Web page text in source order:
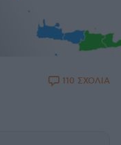
110 ΣΧΟΛΙΑ